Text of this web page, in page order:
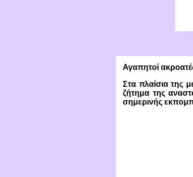
Αγαπητοί
Στα πλαίσια της
ζήτημα της
σημερινής